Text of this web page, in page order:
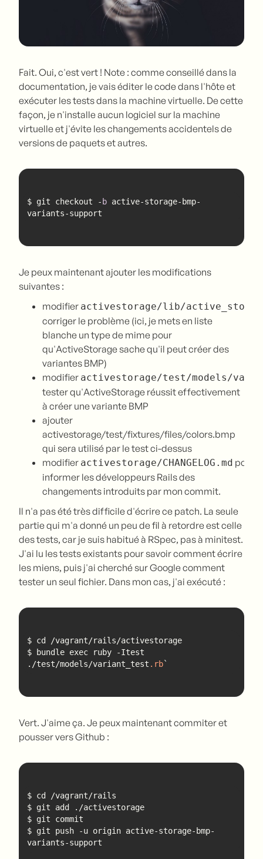
Fait. Oui, c'est vert ! Note : comme conseillé dans la
documentation, je vais éditer le code dans l'hôte et
exécuter les tests dans la machine virtuelle. De cette
façon, je n'installe aucun logiciel sur la machine
virtuelle et j'évite les changements accidentels de
versions de paquets et autres.
$ git checkout - b active-storage-bmp-
variants-support
Je peux maintenant ajouter les modifications
suivantes :
modifier activestorage/lib/
corriger le problème (ici, je mets en liste
blanche un type de mime pour
qu'ActiveStorage sache qu'il peut créer des
variantes BMP)
modifier activestorage/test/models/
tester qu'ActiveStorage réussit effectivement
à créer une variante BMP
ajouter
activestorage/test/fixtures/files/colors.bmp
qui sera utilisé par le test ci-dessus
modifier activestorage/CHANGELOG.md pour
informer les développeurs Rails des
changements introduits par mon commit.
Il n'a pas été très difficile d'écrire ce patch. La seule
partie qui m'a donné un peu de fil à retordre est celle
des tests, car je suis habitué à RSpec, pas à minitest.
J'ai lu les tests existants pour savoir comment écrire
les miens, puis j'ai cherché sur Google comment
tester un seul fichier. Dans mon cas, j'ai exécuté :
$ bundle exec ruby -Itest
./test/models/variant_test .rb`
Vert. J'aime ça. Je peux maintenant commiter et
pousser vers Github :
$ git push -u origin active-storage-bmp-
variants-support